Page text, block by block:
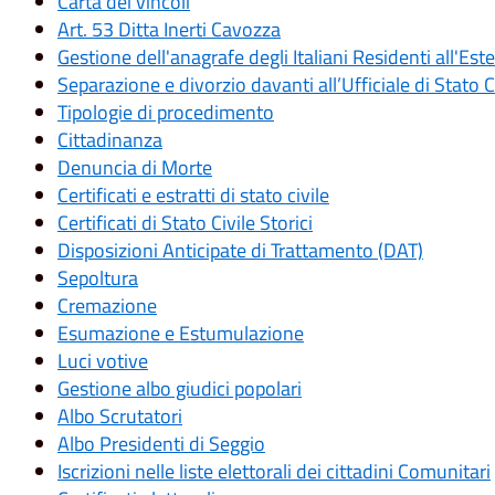
Art. 53 Ditta Inerti Cavozza
Gestione dell'anagrafe degli Italiani Residenti
Separazione e divorzio davanti all’Ufficiale di Stato
Tipologie di procedimento
Cittadinanza
Denuncia di Morte
Certificati e estratti di stato civile
Certificati di Stato Civile Storici
Disposizioni Anticipate di Trattamento (DAT)
Sepoltura
Cremazione
Esumazione e Estumulazione
Luci votive
Gestione albo giudici popolari
Albo Scrutatori
Albo Presidenti di Seggio
Iscrizioni nelle liste elettorali dei cittadini Comunitari